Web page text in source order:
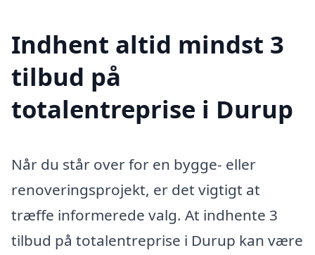
Indhent altid mindst 3
tilbud på
totalentreprise i Durup
Når du står over for en bygge- eller
renoveringsprojekt, er det vigtigt at
træffe informerede valg. At indhente 3
tilbud på totalentreprise i Durup kan være